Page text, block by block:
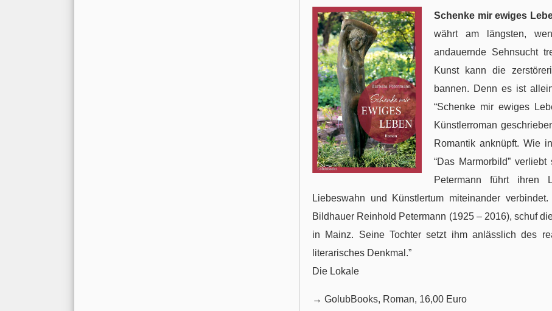
Schenke mir ewiges
währt am längsten,
andauernde Sehnsucht
Kunst kann die
bannen. Denn es ist
“Schenke mir ewiges
Künstlerroman
Romantik anknüpft. Wie
“Das Marmorbild”
Petermann führt ihren
Liebeswahn und Künstlertum miteinander
Bildhauer Reinhold Petermann (1925 – 2016), schuf
in Mainz. Seine Tochter setzt ihm anlässlich des
literarisches Denkmal.”
Die Lokale
→ GolubBooks, Roman, 16,00 Euro